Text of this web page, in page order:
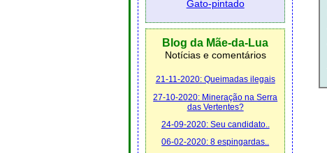
Gato-pintado
Blog da Mãe-da-Lua
Notícias e comentários
21-11-2020: Queimadas ilegais
27-10-2020: Mineração na Serra
das Vertentes?
24-09-2020: Seu candidato..
06-02-2020: 8 espingardas..